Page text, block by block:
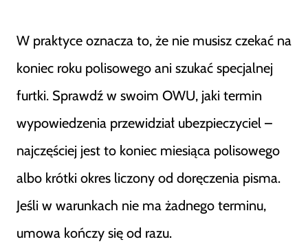
W praktyce oznacza to, że nie musisz czekać na
koniec roku polisowego ani szukać specjalnej
furtki. Sprawdź w swoim OWU, jaki termin
wypowiedzenia przewidział ubezpieczyciel –
najczęściej jest to koniec miesiąca polisowego
albo krótki okres liczony od doręczenia pisma.
Jeśli w warunkach nie ma żadnego terminu,
umowa kończy się od razu.